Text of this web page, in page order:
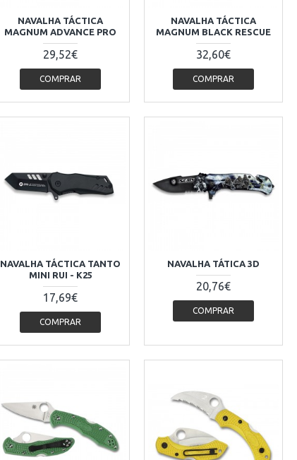
NAVALHA TÁCTICA
MAGNUM ADVANCE PRO
29,52€
COMPRAR
NAVALHA TÁCTICA
MAGNUM BLACK RESCUE
32,60€
COMPRAR
NAVALHA TÁCTICA TANTO
MINI RUI - K25
17,69€
COMPRAR
NAVALHA TÁTICA 3D
20,76€
COMPRAR